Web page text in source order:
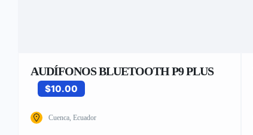
AUDÍFONOS BLUETOOTH P9 PLUS
$10.00
Cuenca, Ecuador